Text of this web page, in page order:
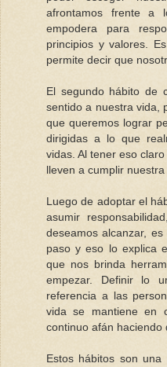
afrontamos frente a
empodera para
principios y valores.
permite decir que
El segundo hábito de
sentido a nuestra vida,
que queremos lograr
dirigidas a lo que
vidas. Al tener eso
lleven a cumplir nuestra
Luego de adoptar el
asumir
deseamos alcanzar,
paso y eso lo explica
que nos brinda
empezar. Definir lo
referencia a las
vida se mantiene en
continuo afán haciendo
Estos hábitos son